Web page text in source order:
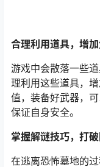
合理利用道具，增
游戏中会散落一些
理利用这些道具，
值，装备好武器，
保证自身安全。
掌握解谜技巧，打
在逃离恐怖墓地的